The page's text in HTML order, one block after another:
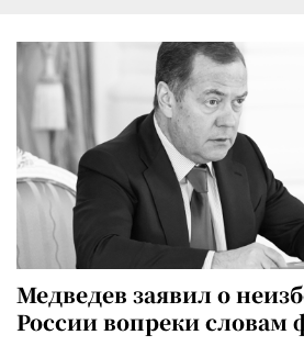
Медведев заявил о
России вопреки словам